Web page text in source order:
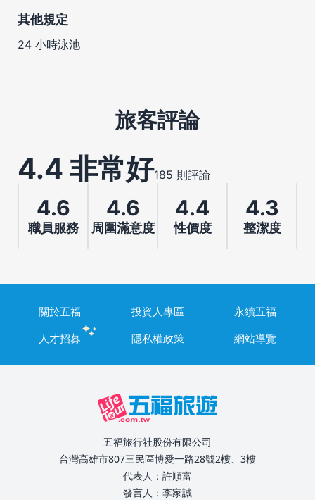
其他規定
24 小時泳池
旅客評論
4.4 非常好185 則評論
4.6
職員服務
4.6
周圍滿意度
4.4
性價度
4.3
整潔度
關於五福 投資人專區
永續五福
人才招募
隱私權政策 網站導覽
五福旅行社股份有限公司
台灣高雄市807三民區博愛一路28號2樓、3樓
代表人：許順富
發言人：李家誠